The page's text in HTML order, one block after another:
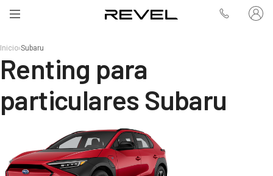
Inicio›Subaru
Renting para
particulares Subaru